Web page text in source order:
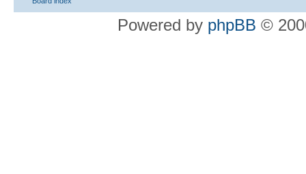
Powered by phpBB ©